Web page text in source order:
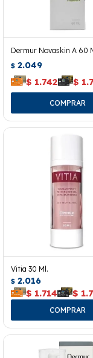
Dermur Novaskin A 60
$ 2.049
$ 1.742 $
Vitia 30 Ml.
$ 2.016
$ 1.714 $